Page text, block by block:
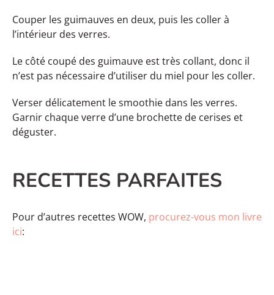
Couper les guimauves en deux, puis les coller à
l’intérieur des verres.
Le côté coupé des guimauve est très collant, donc il
n’est pas nécessaire d’utiliser du miel pour les coller.
Verser délicatement le smoothie dans les verres.
Garnir chaque verre d’une brochette de cerises et
déguster.
RECETTES PARFAITES
Pour d’autres recettes WOW, procurez-vous mon livre
ici: